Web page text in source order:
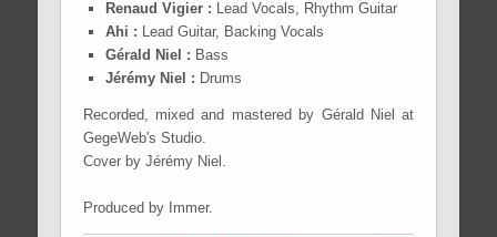
Renaud Vigier : Lead Vocals, Rhythm Guitar
Ahi : Lead Guitar, Backing Vocals
Gérald Niel : Bass
Jérémy Niel : Drums
Recorded, mixed and mastered by Gérald Niel at
GegeWeb's Studio.
Cover by Jérémy Niel.
Produced by Immer.